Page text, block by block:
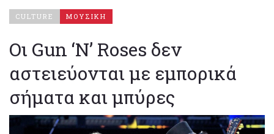
CULTURE ΜΟΥΣΙΚΗ
Οι Gun ‘N’ Roses δεν
αστειεύονται με εμπορικά
σήματα και μπύρες